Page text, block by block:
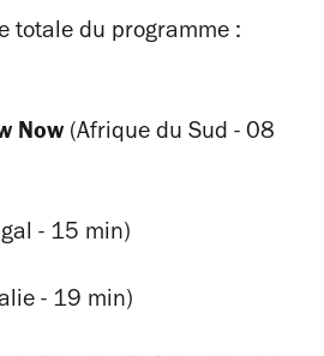
totale du programme :
Now (Afrique du Sud - 08
- 15 min)
- 19 min)